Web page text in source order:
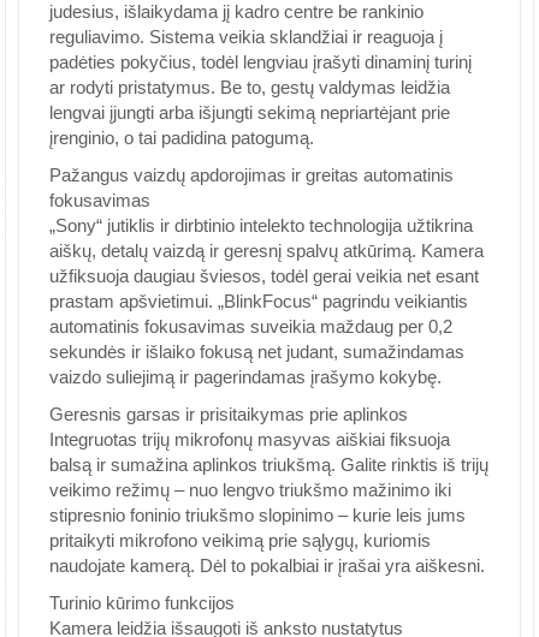
judesius, išlaikydama jį kadro centre be rankinio
reguliavimo. Sistema veikia sklandžiai ir reaguoja į
padėties pokyčius, todėl lengviau įrašyti dinaminį turinį
ar rodyti pristatymus. Be to, gestų valdymas leidžia
lengvai įjungti arba išjungti sekimą nepriartėjant prie
įrenginio, o tai padidina patogumą.
Pažangus vaizdų apdorojimas ir greitas automatinis
fokusavimas
„Sony“ jutiklis ir dirbtinio intelekto technologija užtikrina
aiškų, detalų vaizdą ir geresnį spalvų atkūrimą. Kamera
užfiksuoja daugiau šviesos, todėl gerai veikia net esant
prastam apšvietimui. „BlinkFocus“ pagrindu veikiantis
automatinis fokusavimas suveikia maždaug per 0,2
sekundės ir išlaiko fokusą net judant, sumažindamas
vaizdo suliejimą ir pagerindamas įrašymo kokybę.
Geresnis garsas ir prisitaikymas prie aplinkos
Integruotas trijų mikrofonų masyvas aiškiai fiksuoja
balsą ir sumažina aplinkos triukšmą. Galite rinktis iš trijų
veikimo režimų – nuo lengvo triukšmo mažinimo iki
stipresnio foninio triukšmo slopinimo – kurie leis jums
pritaikyti mikrofono veikimą prie sąlygų, kuriomis
naudojate kamerą. Dėl to pokalbiai ir įrašai yra aiškesni.
Turinio kūrimo funkcijos
Kamera leidžia išsaugoti iš anksto nustatytus